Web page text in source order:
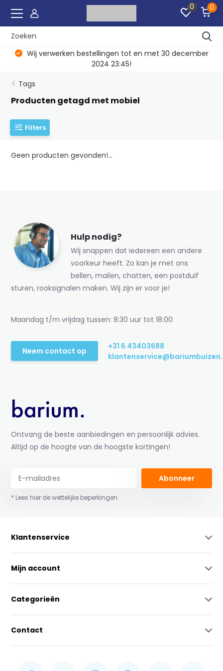
0 0
Wij verwerken bestellingen tot en met 30 december
2024 23:45!
Tags
Producten getagd met mobiel
Filters
Geen producten gevonden!...
Hulp nodig?
Wij snappen dat iedereen een andere
voorkeur heeft. Zo kan je met ons
bellen, mailen, chatten, een postduif
sturen, rooksignalen maken. Wij zijn er voor je!
Maandag t/m vrijdag tussen: 8:30 uur tot 18:00
Neem contact op
+31 6 43403688
Ontvang de beste aanbiedingen en persoonlijk advies.
Altijd op de hoogte van de hoogste kortingen!
Abonneer
* Lees hier de wettelijke beperkingen
Klantenservice
Mijn account
Categorieën
Contact